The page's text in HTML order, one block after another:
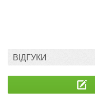
ВІДГУКИ